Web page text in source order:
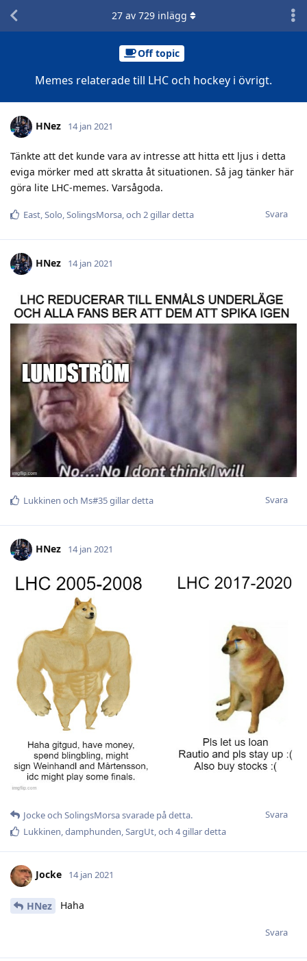
Off topic
Memes relaterade till LHC och hockey i övrigt.
27av 729inlägg
HNez 14 jan 2021
Tänkte att det kunde vara av intresse att hitta ett ljus i detta
eviga mörker med att skratta åt situationen. Så jag tänker här
göra lite LHC-memes. Varsågoda.
Svara
East,Solo,SolingsMorsa, och 2gillar detta
HNez 14 jan 2021
Svara
Lukkinen och Ms#35gillar detta
HNez 14 jan 2021
Svara
Jockeoch SolingsMorsasvarade på detta.
Lukkinen damphunden SargUt , och 4gillar detta
Jocke 14 jan 2021
HNez Haha
Svara